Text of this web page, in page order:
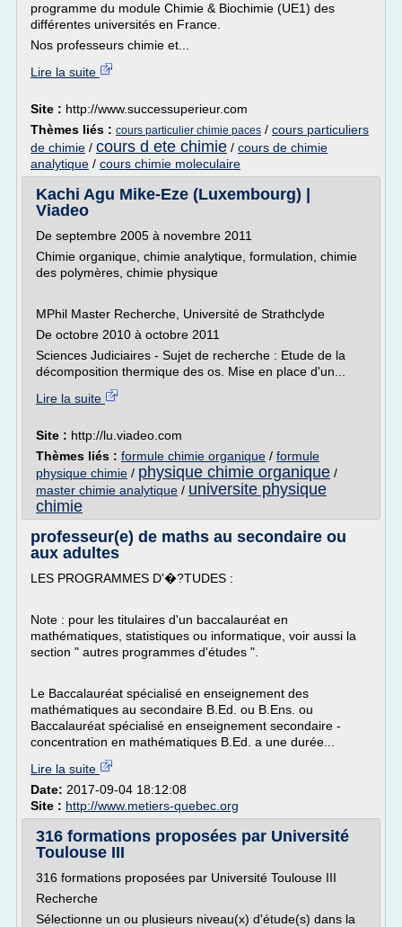
programme du module Chimie & Biochimie (UE1) des
différentes universités en France.
Nos professeurs chimie et...
Lire la suite
Site : http://www.successuperieur.com
Thèmes liés : cours particulier chimie paces / cours particuliers
de chimie / cours d ete chimie / cours de chimie
analytique / cours chimie moleculaire
Kachi Agu Mike-Eze (Luxembourg) |
Viadeo
De septembre 2005 à novembre 2011
Chimie organique, chimie analytique, formulation, chimie
des polymères, chimie physique
MPhil Master Recherche, Université de Strathclyde
De octobre 2010 à octobre 2011
Sciences Judiciaires - Sujet de recherche : Etude de la
décomposition thermique des os. Mise en place d'un...
Lire la suite
Site : http://lu.viadeo.com
Thèmes liés : formule chimie organique / formule
physique chimie / physique chimie organique /
master chimie analytique / universite physique
chimie
professeur(e) de maths au secondaire ou
aux adultes
LES PROGRAMMES D'�?TUDES :
Note : pour les titulaires d'un baccalauréat en
mathématiques, statistiques ou informatique, voir aussi la
section " autres programmes d'études ".
Le Baccalauréat spécialisé en enseignement des
mathématiques au secondaire B.Ed. ou B.Ens. ou
Baccalauréat spécialisé en enseignement secondaire -
concentration en mathématiques B.Ed. a une durée...
Lire la suite
Date: 2017-09-04 18:12:08
Site : http://www.metiers-quebec.org
316 formations proposées par Université
Toulouse III
316 formations proposées par Université Toulouse III
Recherche
Sélectionne un ou plusieurs niveau(x) d'étude(s) dans la